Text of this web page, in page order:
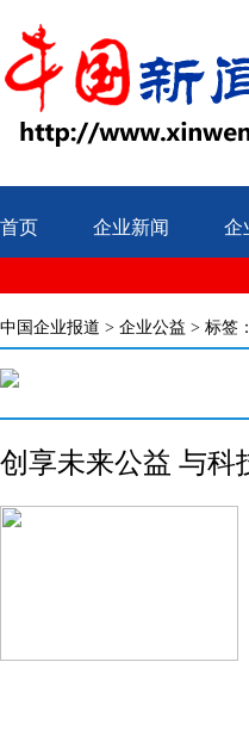
首页 企业新闻 企
中国企业报道 > 企业公益 > 标签：
创享未来公益 与科